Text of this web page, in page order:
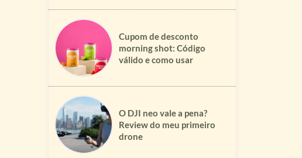
Cupom de desconto
morning shot: Código
válido e como usar
O DJI neo vale a pena?
Review do meu primeiro
drone